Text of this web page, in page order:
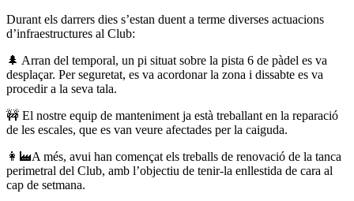
Durant els darrers dies s’estan duent a terme diverses actuacions
d’infraestructures al Club:
🌲 Arran del temporal, un pi situat sobre la pista 6 de pàdel es va
desplaçar. Per seguretat, es va acordonar la zona i dissabte es va
procedir a la seva tala.
🚧 El nostre equip de manteniment ja està treballant en la reparació
de les escales, que es van veure afectades per la caiguda.
👩‍🏭A més, avui han començat els treballs de renovació de la tanca
perimetral del Club, amb l’objectiu de tenir-la enllestida de cara al
cap de setmana.